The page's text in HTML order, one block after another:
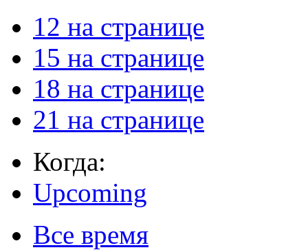
12 на странице
15 на странице
18 на странице
21 на странице
Когда:
Upcoming
Все время